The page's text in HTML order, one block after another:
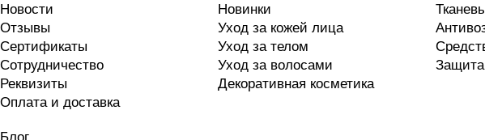
Новинки
Уход за кожей лица
Уход за телом
Уход за волосами
Декоративная косметика
Новости
Отзывы
Сертификаты
Сотрудничество
Реквизиты
Оплата и доставка